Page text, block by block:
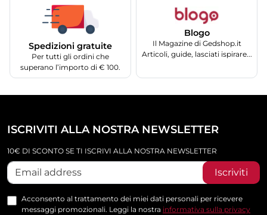
Spedizioni gratuite
Per tutti gli ordini che
superano l’importo di € 100.
Blogo
Il Magazine di Gedshop.it
Articoli, guide, lasciati ispirare...
ISCRIVITI ALLA NOSTRA NEWSLETTER
10€ DI SCONTO SE TI ISCRIVI ALLA NOSTRA NEWSLETTER
Iscriviti
Acconsento al trattamento dei miei dati personali per ricevere
messaggi promozionali. Leggi la nostra informativa sulla privacy